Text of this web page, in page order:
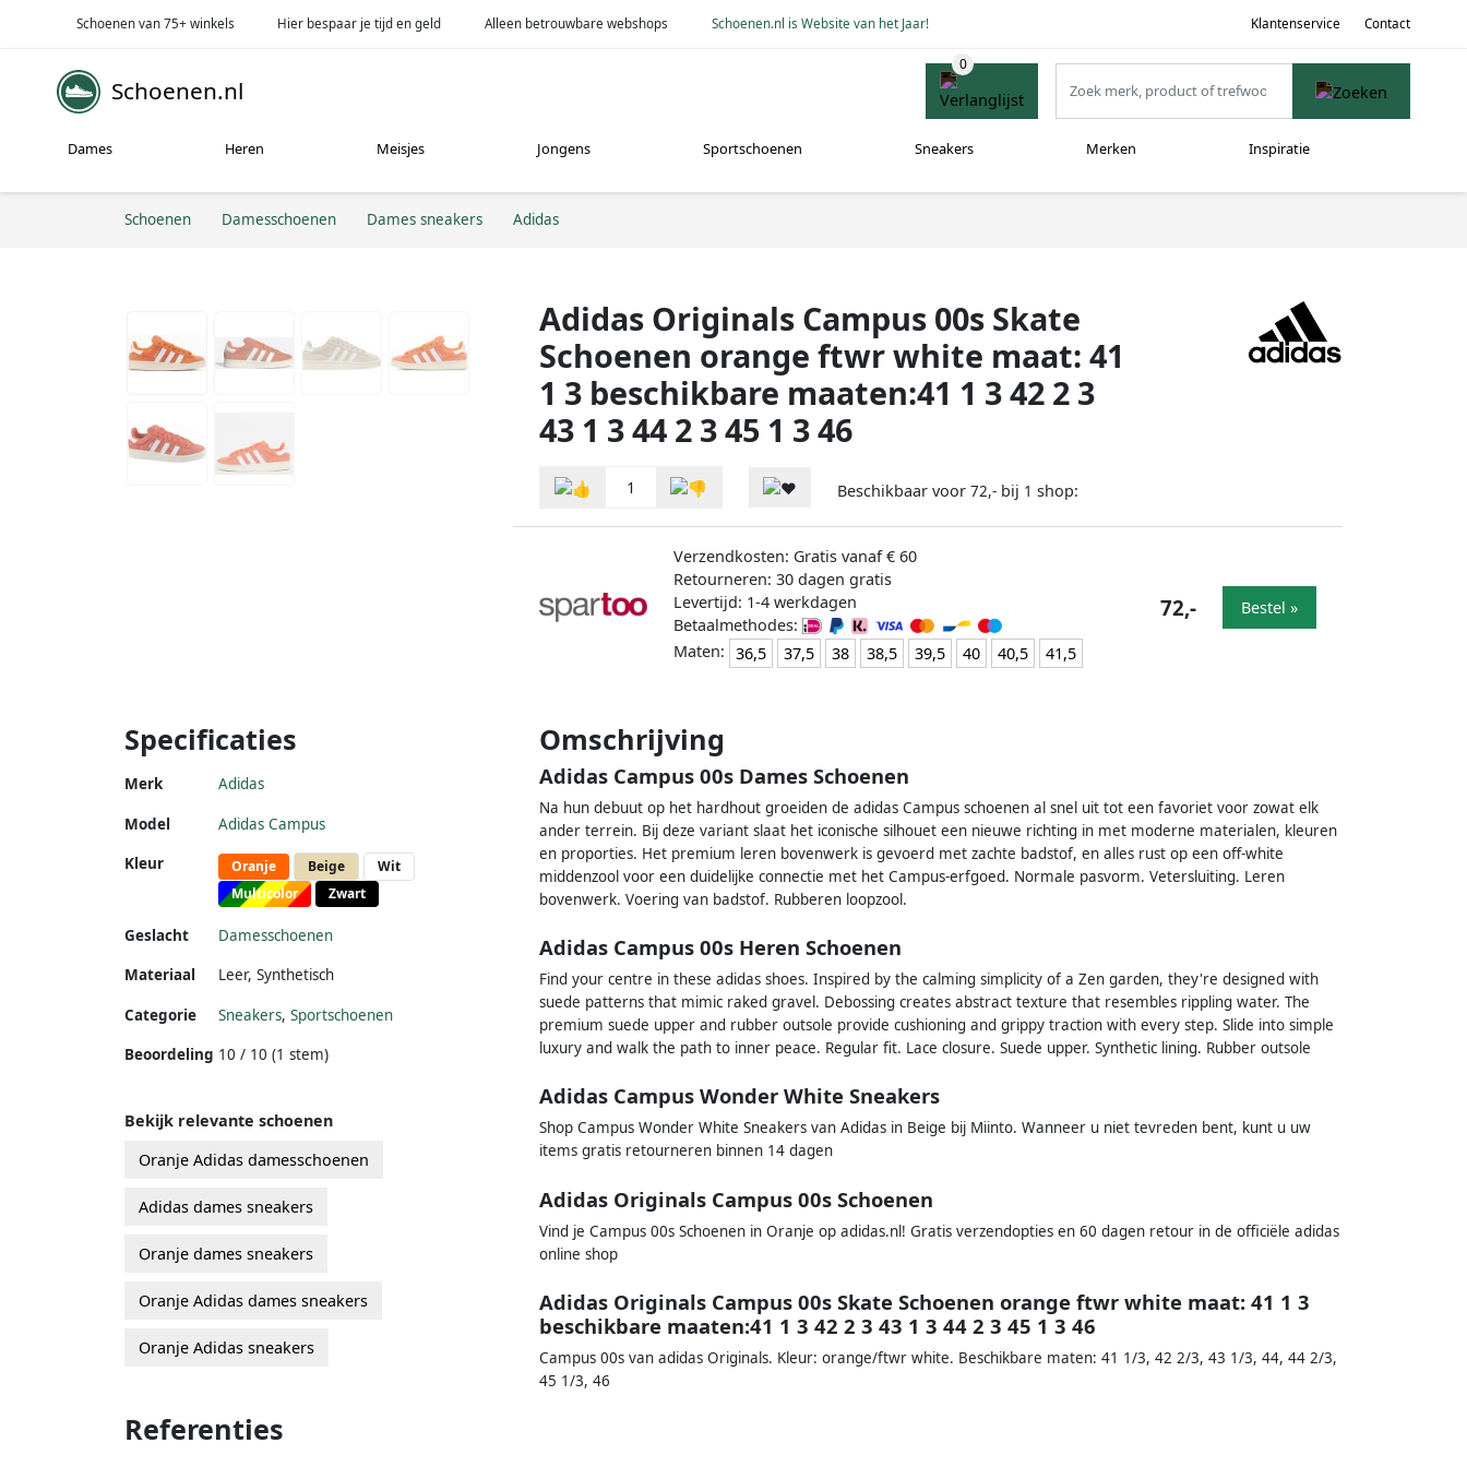
Schoenen van 75+ winkels Hier bespaar je tijd en geld Alleen betrouwbare webshops Schoenen.nl is Website van het Jaar! Klantenservice Contact
Schoenen.nl
Dames Heren Meisjes Jongens Sportschoenen Sneakers Merken Inspiratie
Schoenen Damesschoenen Dames sneakers Adidas
Adidas Originals Campus 00s Skate
Schoenen orange ftwr white maat: 41
1 3 beschikbare maaten:41 1 3 42 2 3
43 1 3 44 2 3 45 1 3 46
1 Beschikbaar voor 72,- bij 1 shop:
Verzendkosten: Gratis vanaf € 60
Retourneren: 30 dagen gratis
Levertijd: 1-4 werkdagen
Betaalmethodes:
Maten: 36,5 37,5 38 38,5 39,5 40 40,5 41,5
72,- Bestel »
Specificaties
Merk Adidas
Model
Adidas Campus
Kleur
Oranje Beige
Wit
Multicolor
Zwart
Geslacht
Damesschoenen
Materiaal
Leer, Synthetisch
Categorie Sneakers, Sportschoenen
Beoordeling 10 / 10 (1 stem)
Omschrijving
Adidas Campus 00s Dames Schoenen
Na hun debuut op het hardhout groeiden de adidas Campus schoenen al snel uit tot een favoriet voor zowat elk
ander terrein. Bij deze variant slaat het iconische silhouet een nieuwe richting in met moderne materialen, kleuren
en proporties. Het premium leren bovenwerk is gevoerd met zachte badstof, en alles rust op een off-white
middenzool voor een duidelijke connectie met het Campus-erfgoed. Normale pasvorm. Vetersluiting. Leren
bovenwerk. Voering van badstof. Rubberen loopzool.
Adidas Campus 00s Heren Schoenen
Find your centre in these adidas shoes. Inspired by the calming simplicity of a Zen garden, they're designed with
suede patterns that mimic raked gravel. Debossing creates abstract texture that resembles rippling water. The
premium suede upper and rubber outsole provide cushioning and grippy traction with every step. Slide into simple
luxury and walk the path to inner peace. Regular fit. Lace closure. Suede upper. Synthetic lining. Rubber outsole
Adidas Campus Wonder White Sneakers
Shop Campus Wonder White Sneakers van Adidas in Beige bij Miinto. Wanneer u niet tevreden bent, kunt u uw
items gratis retourneren binnen 14 dagen
Adidas Originals Campus 00s Schoenen
Vind je Campus 00s Schoenen in Oranje op adidas.nl! Gratis verzendopties en 60 dagen retour in de officiële adidas
online shop
Adidas Originals Campus 00s Skate Schoenen orange ftwr white maat: 41 1 3
beschikbare maaten:41 1 3 42 2 3 43 1 3 44 2 3 45 1 3 46
Campus 00s van adidas Originals. Kleur: orange/ftwr white. Beschikbare maten: 41 1/3, 42 2/3, 43 1/3, 44, 44 2/3,
45 1/3, 46
Bekijk relevante schoenen
Oranje Adidas damesschoenen
Adidas dames sneakers
Oranje dames sneakers
Oranje Adidas dames sneakers
Oranje Adidas sneakers
Referenties